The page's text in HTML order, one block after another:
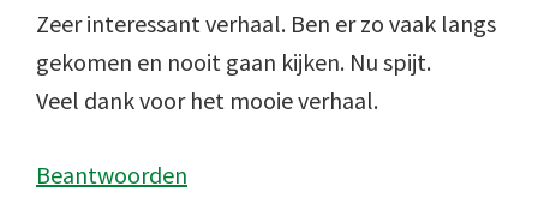
Zeer interessant verhaal. Ben er zo vaak langs
gekomen en nooit gaan kijken. Nu spijt.
Veel dank voor het mooie verhaal.
Beantwoorden